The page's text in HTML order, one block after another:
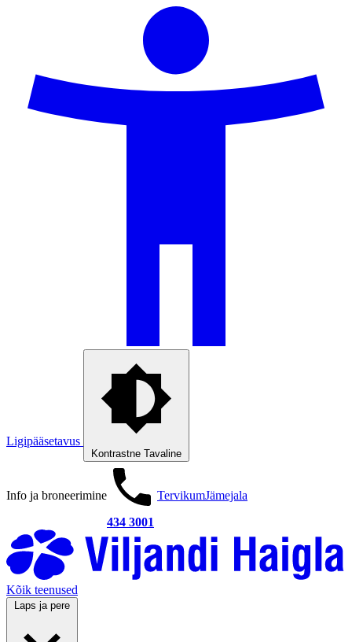
Ligipääsetavus
Kontrastne Tavaline
Info ja broneerimine
434 3001
TervikumJämejala
Kõik teenused
Laps ja pere